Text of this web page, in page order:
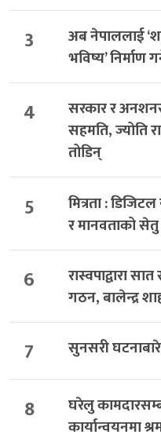
3
अब नेपाललाई
भविष्य’ निर्माण
4
सरकार र
सहमति, ज्योति
तोडिन्
5
मित्रता :
र मानवताको सेतु
6
रास्वपाद्वारा
गठन, बालेन्द्र
7 सुनसरी
8
घरेलु
कार्यान्वयनमा